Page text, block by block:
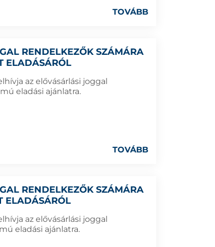
TOVÁBB
RENDELKEZŐK SZÁMÁRA
ELADÁSÁRÓL
az elővásárlási joggal
eladási ajánlatra.
TOVÁBB
RENDELKEZŐK SZÁMÁRA
ELADÁSÁRÓL
az elővásárlási joggal
eladási ajánlatra.